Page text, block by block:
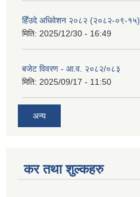
हिँउदे अधिवेशन २०८२ (२०८२-०९-१५)
मिति: 2025/12/30 - 16:49
बजेट विवरण - आ.व. २०८२/०८३
मिति: 2025/09/17 - 11:50
अन्य
कर तथा शुल्कहरु